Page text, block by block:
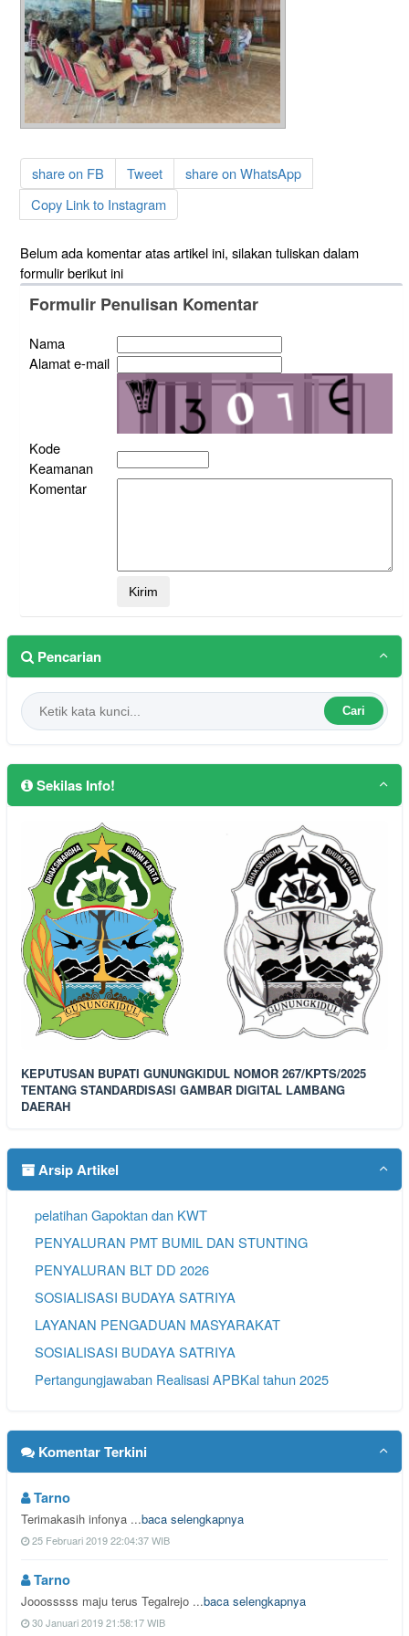
share on FB Tweet
share on WhatsApp
Copy Link to Instagram
Belum ada komentar atas artikel ini, silakan tuliskan dalam
formulir berikut ini
Formulir Penulisan Komentar
Nama
Alamat e-mail
Kode
Keamanan
Komentar
Pencarian
Cari
Sekilas Info!
KEPUTUSAN BUPATI GUNUNGKIDUL NOMOR 267/KPTS/2025
TENTANG STANDARDISASI GAMBAR DIGITAL LAMBANG
DAERAH
Arsip Artikel
pelatihan Gapoktan dan KWT
PENYALURAN PMT BUMIL DAN STUNTING
PENYALURAN BLT DD 2026
SOSIALISASI BUDAYA SATRIYA
LAYANAN PENGADUAN MASYARAKAT
SOSIALISASI BUDAYA SATRIYA
Pertangungjawaban Realisasi APBKal tahun 2025
Komentar Terkini
Tarno
Terimakasih infonya ...baca selengkapnya
25 Februari 2019 22:04:37 WIB
Tarno
Jooosssss maju terus Tegalrejo ...baca selengkapnya
30 Januari 2019 21:58:17 WIB